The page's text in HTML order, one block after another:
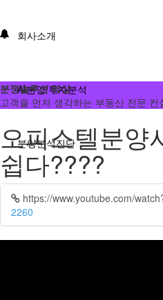
회사소개
AI분양/투자분석
분양분석진단
분양 단체계약 서비스
분쟁솔루션 영상
고객을 먼저 생각하는 부동산 전문 컨
오피스텔분양
쉽다????
https://www.youtube.com/
2260